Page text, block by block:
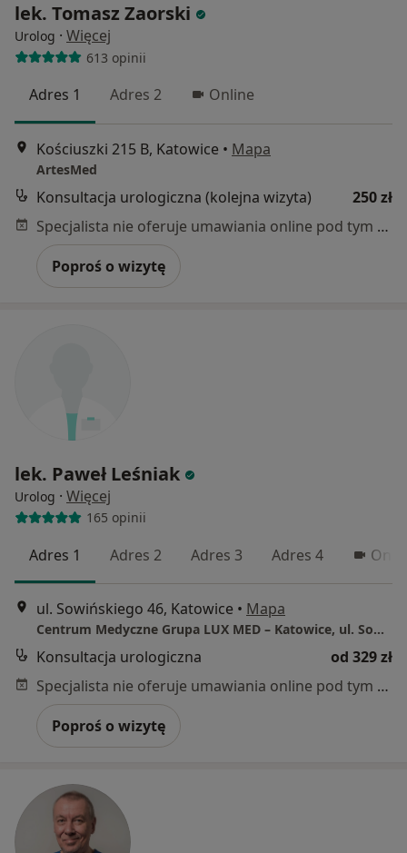
lek. Tomasz Zaorski
Urolog · Więcej
613 opinii
Adres 1 Adres 2 Online
Kościuszki 215 B, Katowice • Mapa
ArtesMed
Konsultacja urologiczna (kolejna wizyta)
250 zł
Specjalista nie oferuje umawiania online pod tym adresem.
Poproś o wizytę
lek. Paweł Leśniak
Urolog · Więcej
165 opinii
Adres 1 Adres 2 Adres 3 Adres 4
ul. Sowińskiego 46, Katowice • Mapa
Centrum Medyczne Grupa LUX MED – Katowice, ul. Sowińskiego 46
Konsultacja urologiczna
od 329 zł
Specjalista nie oferuje umawiania online pod tym adresem.
Poproś o wizytę